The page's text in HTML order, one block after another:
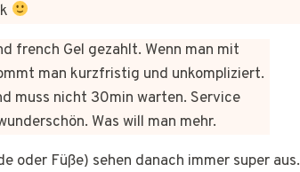
french Gel gezahlt. Wenn man mit
man kurzfristig und unkompliziert.
muss nicht 30min warten. Service
Was will man mehr.
oder Füße) sehen danach immer super aus.